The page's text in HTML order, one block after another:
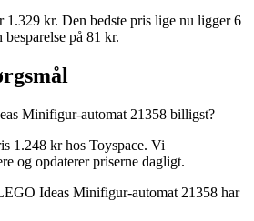
1.329 kr. Den bedste pris lige nu ligger 6
på 81 kr.
Minifigur-automat 21358 billigst?
1.248 kr hos Toyspace. Vi
og opdaterer priserne dagligt.
Ideas Minifigur-automat 21358 har